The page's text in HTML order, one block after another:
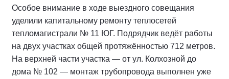
Особое внимание в ходе выездного совещания
уделили капитальному ремонту теплосетей
тепломагистрали № 11 ЮГ. Подрядчик ведёт работы
на двух участках общей протяжённостью 712 метров.
На верхней части участка — от ул. Колхозной до
дома № 102 — монтаж трубопровода выполнен уже